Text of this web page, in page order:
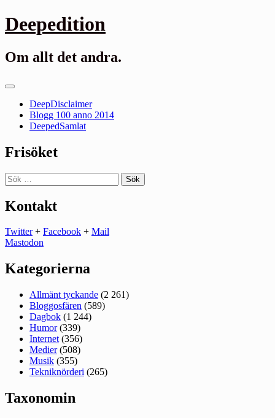
Gå
till
Deepedition
Om allt det andra.
Primär
DeepDisclaimer
Blogg 100 anno 2014
DeepedSamlat
Frisöket
Sök
efter:
Kontakt
Twitter+ Facebook + Mail
Mastodon
Kategorierna
Allmänt tyckande (2 261)
Bloggosfären (589)
Dagbok (1 244)
Humor(339)
Internet (356)
Medier(508)
Musik (355)
Tekniknörderi (265)
Taxonomin